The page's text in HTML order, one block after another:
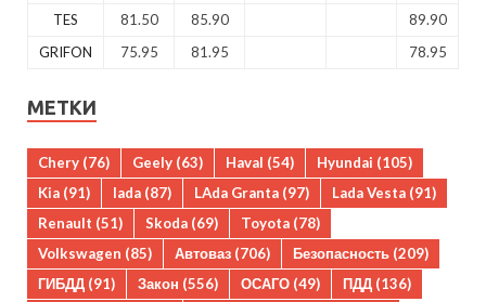
TES
81.50 85.90
89.90
GRIFON
75.95 81.95 78.95
МЕТКИ
Chery (76) Geely (63) Haval (54) Hyundai (105)
Kia (91) lada (87) LAda Granta (97) Lada Vesta (91)
Renault (51) Skoda (69) Toyota (78)
Volkswagen (85) Автоваз (706) Безопасность (209)
ГИБДД (91) Закон (556) ОСАГО (49) ПДД (136)